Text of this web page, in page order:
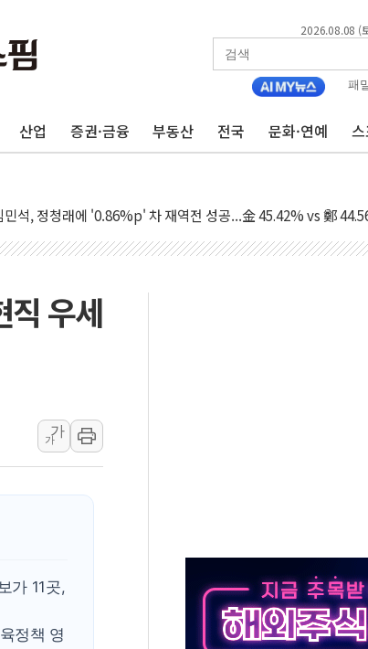
2026.08.08 (
패
산업 증권·금융 부동산 전국 문화·연예
난예산 40억 긴급 투입…고수온 양식장 복구·지원 '총력'
'호우특보'-포항 '산사태 주의보'...경북도, 호우 피해·통제구간
연설회 나선 송영길·정청래·김민석 당대표 후보
주차 제주·인천 경선서 정청래에 승리...47.75% vs 42.08%
, 제주·인천 경선 결과 발표...김민석 47.75% 정청래 42.08%
, 인천 경선 결과 발표...김민석 45.09% 정청래 43.27% 송영길
해·삼척 시간당 최대 50㎜ 폭우…강원 동해안 강한 비 이어져
거하다 참변…60대 환경미화원 수거차에 치여 사망
'위안부' 피해자 기림의 날 참석..."국제적 시민 연대로 목소리 내야"
도 갯벌서 해루질 중 실종 60대 나흘만에 숨진 채 발견
다툼 중 어머니 흉기 살해 10대 아들 체포
직 우세
가
가
가 11곳,
정책 영